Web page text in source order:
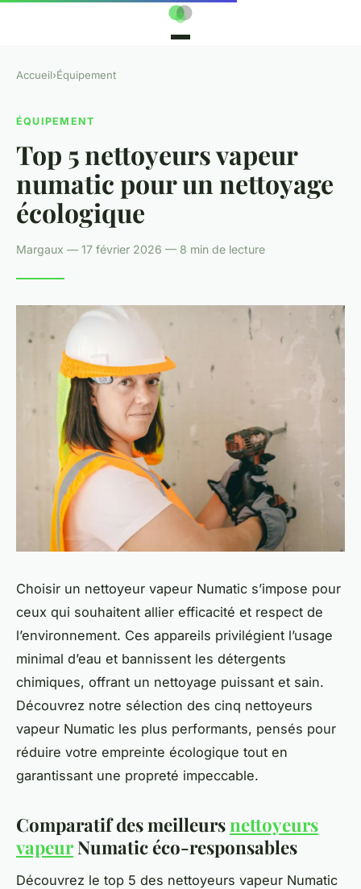
Accueil›Équipement
ÉQUIPEMENT
Top 5 nettoyeurs vapeur
numatic pour un nettoyage
écologique
Margaux — 17 février 2026 — 8 min de lecture
Choisir un nettoyeur vapeur Numatic s’impose pour
ceux qui souhaitent allier efficacité et respect de
l’environnement. Ces appareils privilégient l’usage
minimal d’eau et bannissent les détergents
chimiques, offrant un nettoyage puissant et sain.
Découvrez notre sélection des cinq nettoyeurs
vapeur Numatic les plus performants, pensés pour
réduire votre empreinte écologique tout en
garantissant une propreté impeccable.
Comparatif des meilleursnettoyeurs
vapeurNumatic éco-responsables
Découvrez le top 5 des nettoyeurs vapeur Numatic